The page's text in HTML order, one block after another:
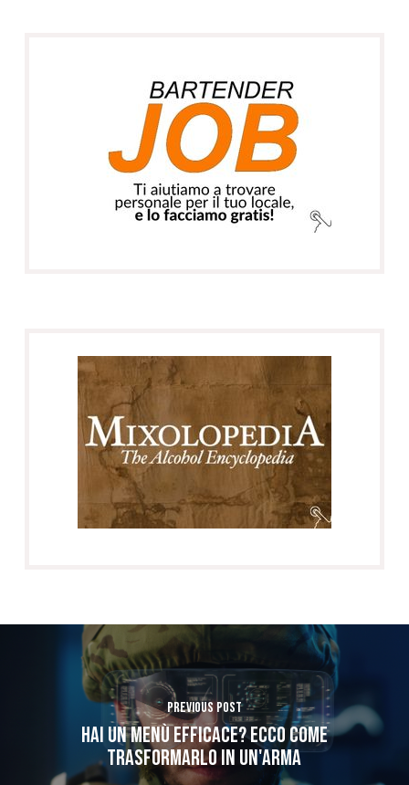
Previous Post
Hai un Menù efficace? Ecco come
trasformarlo in un'arma